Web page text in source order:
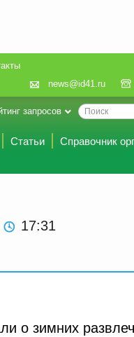
news@id41.ru
запросов
Статьи
Справочник
17:31
о зимних